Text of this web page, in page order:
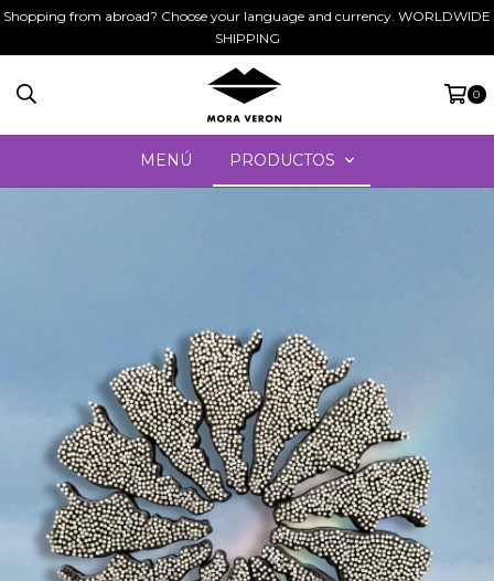
Shopping from abroad? Choose your language and currency. WORLDWIDE
SHIPPING
0
MENÚ PRODUCTOS